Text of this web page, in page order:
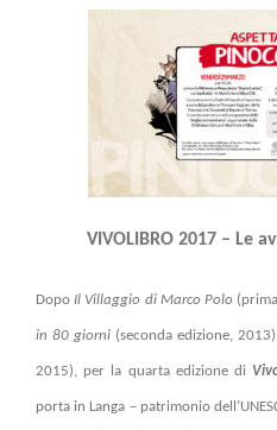
VIVOLIBRO 2017 – Le
DopoIl Villaggio di Marco Polo
in 80 giorni (seconda edizione, 2013)
2015), per la quarta edizione di
porta in Langa – patrimonio